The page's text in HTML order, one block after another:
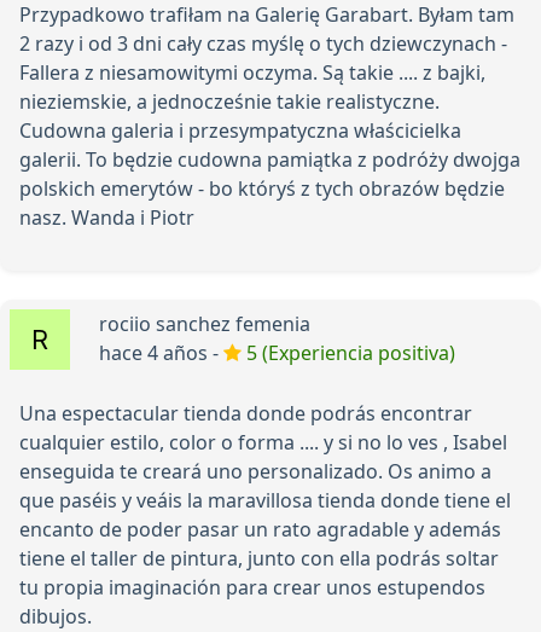
Przypadkowo trafiłam na Galerię Garabart. Byłam tam
2 razy i od 3 dni cały czas myślę o tych dziewczynach -
Fallera z niesamowitymi oczyma. Są takie .... z bajki,
nieziemskie, a jednocześnie takie realistyczne.
Cudowna galeria i przesympatyczna właścicielka
galerii. To będzie cudowna pamiątka z podróży dwojga
polskich emerytów - bo któryś z tych obrazów będzie
nasz. Wanda i Piotr
rociio sanchez femenia
hace 4 años -
5 (Experiencia positiva)
Una espectacular tienda donde podrás encontrar
cualquier estilo, color o forma .... y si no lo ves , Isabel
enseguida te creará uno personalizado. Os animo a
que paséis y veáis la maravillosa tienda donde tiene el
encanto de poder pasar un rato agradable y además
tiene el taller de pintura, junto con ella podrás soltar
tu propia imaginación para crear unos estupendos
dibujos.